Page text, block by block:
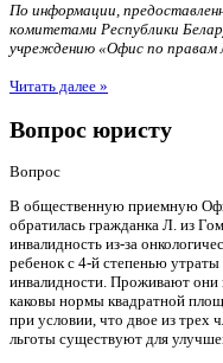
По информации,
комитетами Республики
учреждению «Офис по правам
Читать далее »
Вопрос юристу
Вопрос
В общественную приемную
обратилась гражданка Л. из
инвалидность из-за
ребенок с 4-й степенью
инвалидности. Проживают они
каковы нормы квадратной
при условии, что двое из трех
льготы существуют для